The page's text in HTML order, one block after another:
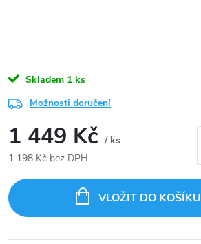
Skladem 1 ks
Možnosti doručení
1 449 Kč / ks
1 198 Kč bez DPH
cena:
VLOŽIT DO KOŠÍKU